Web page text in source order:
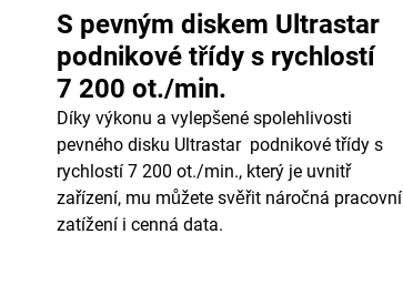
S pevným diskem Ultrastar
podnikové třídy s rychlostí
7 200 ot./min.
Díky výkonu a vylepšené spolehlivosti
pevného disku Ultrastar podnikové třídy s
rychlostí 7 200 ot./min., který je uvnitř
zařízení, mu můžete svěřit náročná pracovní
zatížení i cenná data.